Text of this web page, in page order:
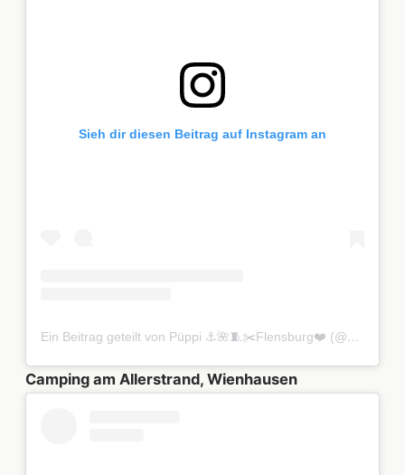
Sieh dir diesen Beitrag auf Instagram an
Ein Beitrag geteilt von Püppi ⚓️🌺🧵✂️Flensburg❤️ (@pueppi)
Camping am Allerstrand, Wienhausen